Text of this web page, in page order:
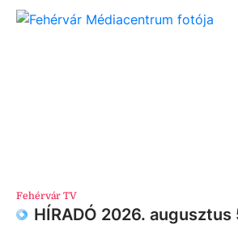
Fehérvár TV
HÍRADÓ 2026. augusztus